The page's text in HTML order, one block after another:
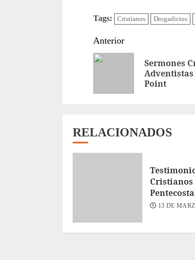
Tags: Cristianos Drogadictos
Sigue
leyendo
Anterior
Sermones
Adventistas
Point
RELACIONADOS
Cristianos
13 DE